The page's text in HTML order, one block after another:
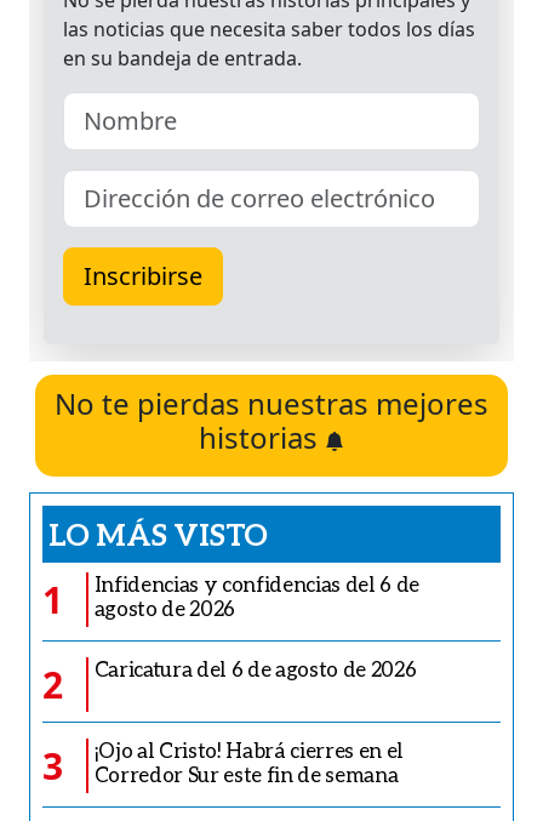
No te pierdas nuestras mejores
historias
LO MÁS VISTO
1
Infidencias y confidencias del 6 de
agosto de 2026
2 Caricatura del 6 de agosto de 2026
3
¡Ojo al Cristo! Habrá cierres en el
Corredor Sur este fin de semana